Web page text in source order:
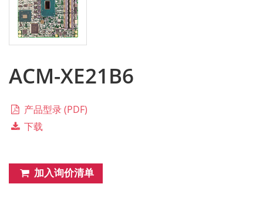
ACM-XE21B6
产品型录 (PDF)
下载
加入询价清单